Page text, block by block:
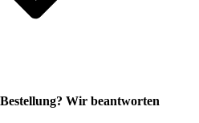
Wir beantworten